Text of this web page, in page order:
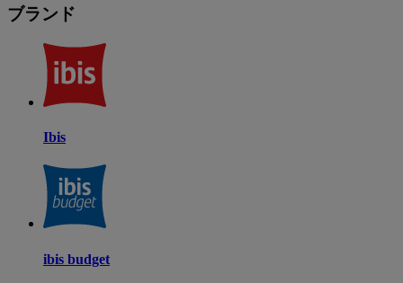
ブランド
Ibis
ibis budget